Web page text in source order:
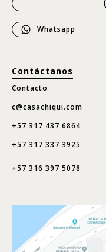
Whatsapp
Contáctanos
Contacto
c@casachiqui.com
+57 317 437 6864
+57 317 337 3925
+57 316 397 5078